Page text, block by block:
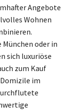
Angebote
Wohnen
oder in
sich luxuriöse
zum Kauf
im